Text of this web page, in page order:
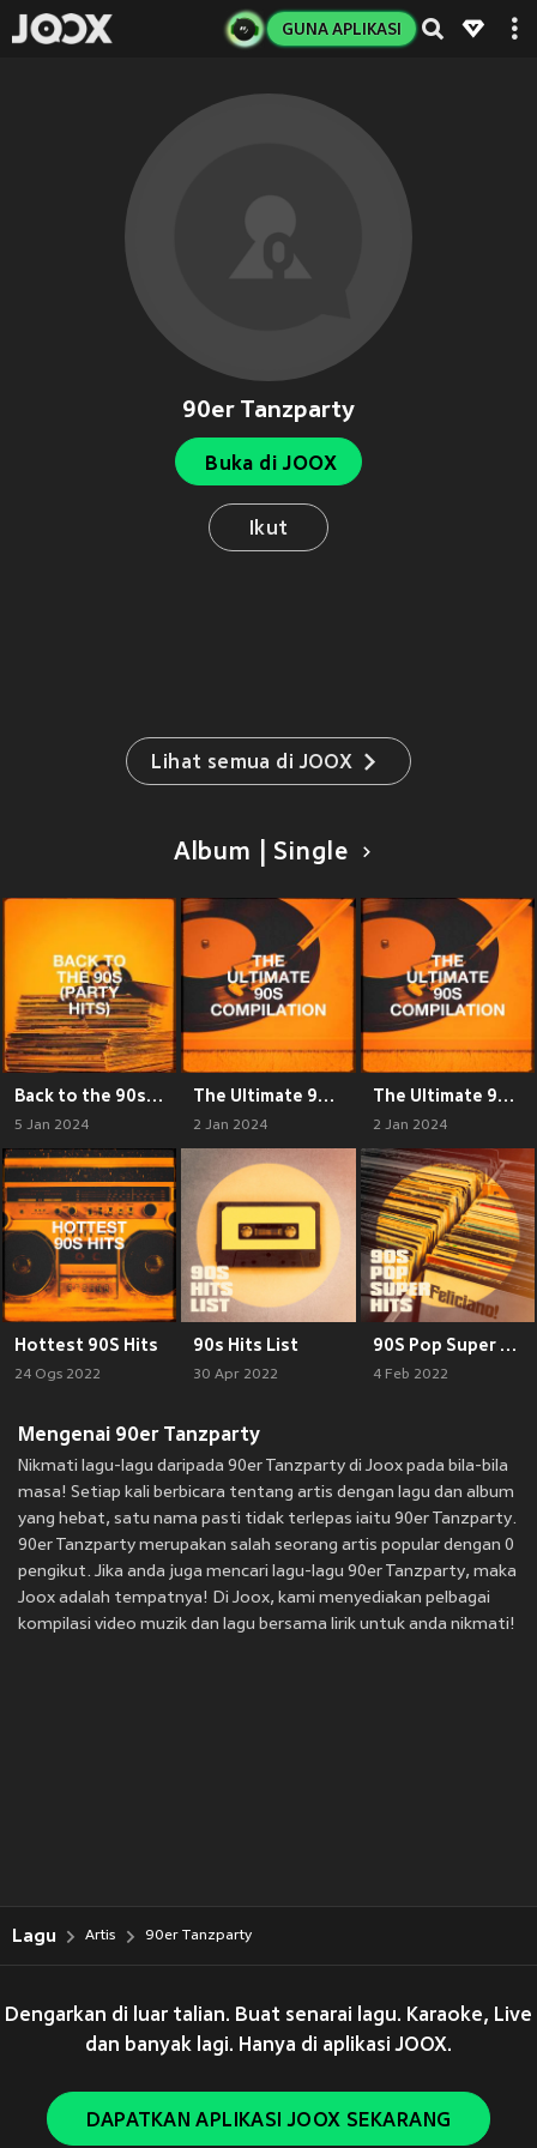
GUNA APLIKASI
90er Tanzparty
Buka di JOOX
Ikut
Lihat semua di JOOX
Album | Single
Back to the 90s (Party Hits)
5 Jan 2024
The Ultimate 90s Compilation
2 Jan 2024
The Ultimate 90s Compilation
2 Jan 2024
Hottest 90S Hits
24 Ogs 2022
90s Hits List
30 Apr 2022
90S Pop Super Hits
4 Feb 2022
Mengenai 90er Tanzparty
Nikmati lagu-lagu daripada 90er Tanzparty di Joox pada bila-bila
masa! Setiap kali berbicara tentang artis dengan lagu dan album
yang hebat, satu nama pasti tidak terlepas iaitu 90er Tanzparty.
90er Tanzparty merupakan salah seorang artis popular dengan 0
pengikut. Jika anda juga mencari lagu-lagu 90er Tanzparty, maka
Joox adalah tempatnya! Di Joox, kami menyediakan pelbagai
kompilasi video muzik dan lagu bersama lirik untuk anda nikmati!
Lagu Artis 90er Tanzparty
Dengarkan di luar talian. Buat senarai lagu. Karaoke, Live
dan banyak lagi. Hanya di aplikasi JOOX.
DAPATKAN APLIKASI JOOX SEKARANG